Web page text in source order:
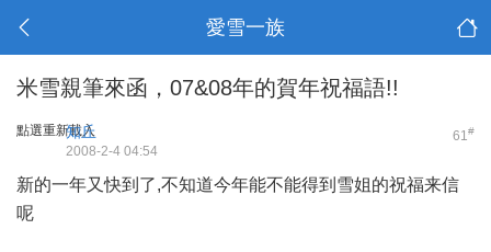
愛雪一族
米雪親筆來函，07&08年的賀年祝福語!!
點選重新載入 61#
知丘
2008-2-4 04:54
新的一年又快到了,不知道今年能不能得到雪姐的祝福来信
呢